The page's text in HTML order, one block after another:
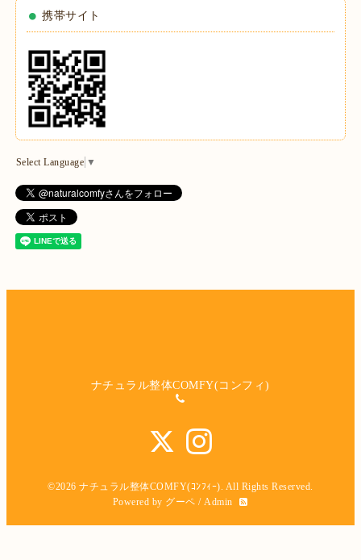
携帯サイト
Select Language ▼
ナチュラル整体COMFY(コンフィ)
©2026ナチュラル整体COMFY(ｺﾝﾌｨｰ) . All Rights Reserved.
Powered by グーペ / Admin